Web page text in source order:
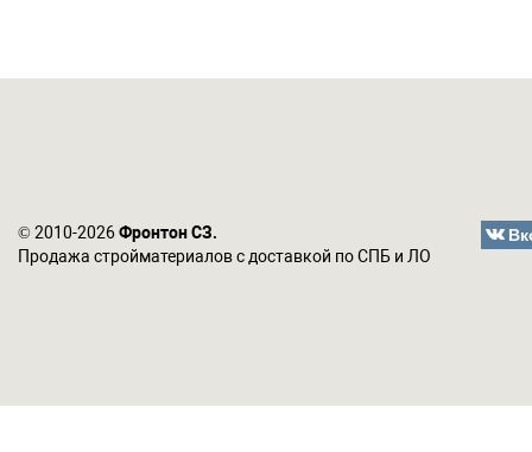
© 2010-2026Фронтон СЗ.
Продажа стройматериалов с доставкой по СПБ и ЛО